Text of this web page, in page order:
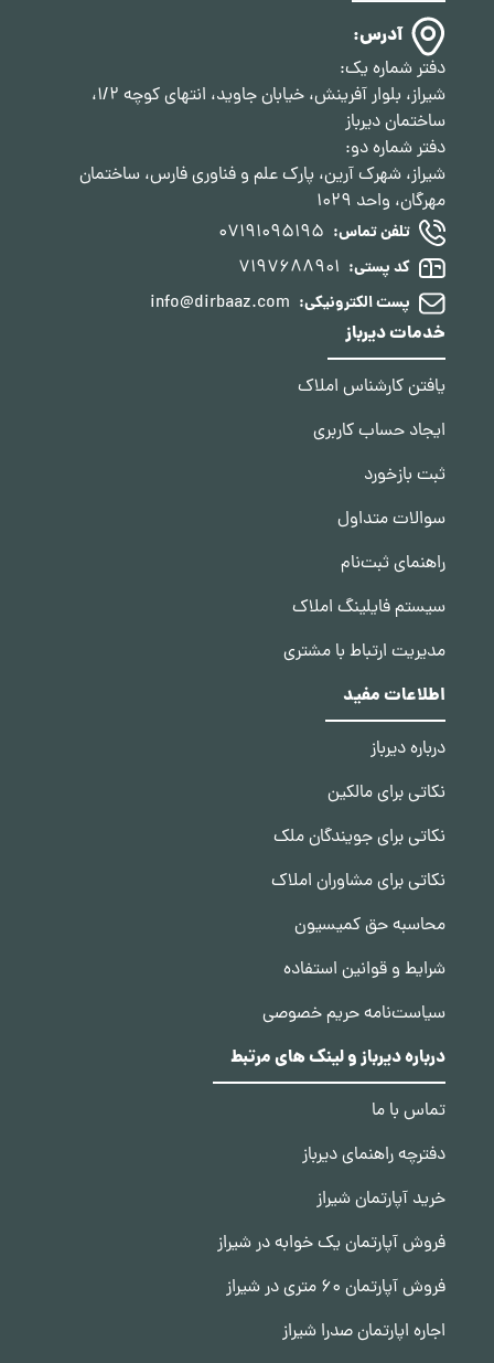
آدرس:
دفتر شماره یک:
شیراز، بلوار آفرینش، خیابان جاوید، انتهای کوچه 1/2،
ساختمان دیرباز
دفتر شماره دو:
شیراز، شهرک آرین، پارک علم و فناوری فارس، ساختمان
مهرگان، واحد 1029
تلفن تماس: 07191095195
کد پستی: 7197688901
پست الکترونیکی: info@dirbaaz.com
خدمات دیرباز
یافتن کارشناس املاک
ایجاد حساب کاربری
ثبت بازخورد
سوالات متداول
راهنمای ثبت‌نام
سیستم فایلینگ املاک
مدیریت ارتباط با مشتری
اطلاعات مفید
درباره دیرباز
نکاتی برای مالکین
نکاتی برای جویندگان ملک
نکاتی برای مشاوران املاک
محاسبه حق کمیسیون
شرایط و قوانین استفاده
سیاست‌نامه حریم خصوصی
درباره دیرباز و لینک های مرتبط
تماس با ما
دفترچه راهنمای دیرباز
خرید آپارتمان شیراز
فروش آپارتمان یک خوابه در شیراز
فروش آپارتمان 60 متری در شیراز
اجاره اپارتمان صدرا شیراز